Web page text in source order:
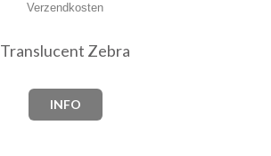
Verzendkosten
Translucent Zebra
INFO